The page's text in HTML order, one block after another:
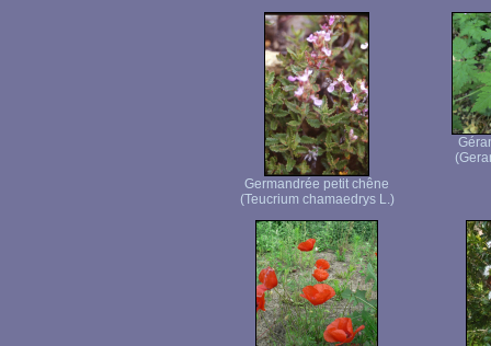
Germandrée petit chêne
(Teucrium chamaedrys L.)